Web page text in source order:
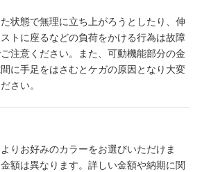
状態で無理に立ち上がろうとしたり、伸
トに座るなどの負荷をかける行為は故障
注意ください。また、可動機能部分の金
に手足をはさむとケガの原因となり大変
さい。
りお好みのカラーをお選びいただけま
額は異なります。詳しい金額や納期に関